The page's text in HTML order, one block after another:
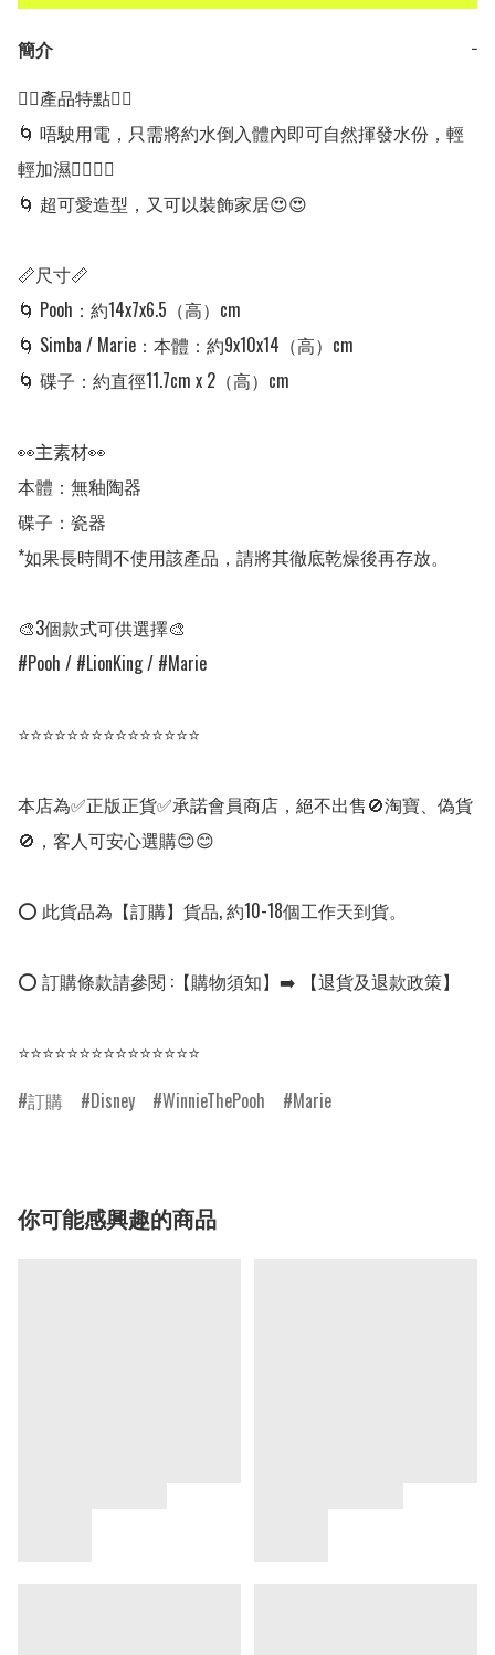
簡介
−
👍🏻產品特點👍🏻
🌀 唔駛用電，只需將約水倒入體內即可自然揮發水份，輕
輕加濕👍🏼👍🏼
🌀 超可愛造型，又可以裝飾家居😍😍
📏尺寸📏
🌀 Pooh：約14x7x6.5（高）cm
🌀 Simba / Marie：本體：約9x10x14（高）cm
🌀 碟子：約直徑11.7cm x 2（高）cm
👀主素材👀
本體：無釉陶器
碟子：瓷器
*如果長時間不使用該產品，請將其徹底乾燥後再存放。
🎨3個款式可供選擇🎨
#Pooh / #LionKing / #Marie
⭐⭐⭐⭐⭐⭐⭐⭐⭐⭐⭐⭐⭐⭐⭐
本店為✅正版正貨✅承諾會員商店，絕不出售🚫淘寶、偽貨
🚫，客人可安心選購😊😊
⭕ 此貨品為【訂購】貨品, 約10-18個工作天到貨。
⭕ 訂購條款請參閱 :【購物須知】➡️ 【退貨及退款政策】
⭐⭐⭐⭐⭐⭐⭐⭐⭐⭐⭐⭐⭐⭐⭐
訂購
Disney WinnieThePooh Marie
你可能感興趣的商品